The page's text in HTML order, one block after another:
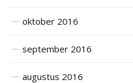
oktober 2016
september 2016
augustus 2016